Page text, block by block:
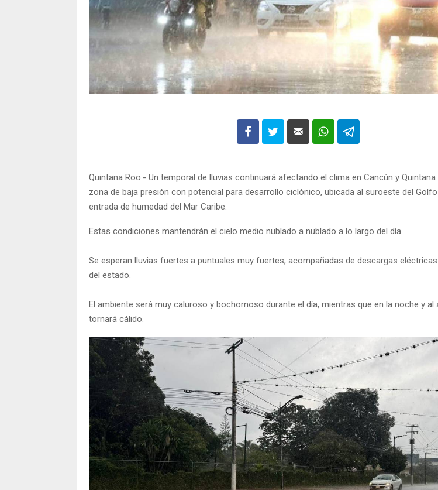
Quintana Roo.- Un temporal de lluvias continuará afectando el clima en Cancún y Quintana
zona de baja presión con potencial para desarrollo ciclónico, ubicada al suroeste del
entrada de humedad del Mar Caribe.
Estas condiciones mantendrán el cielo medio nublado a nublado a lo largo del día.
Se esperan lluvias fuertes a puntuales muy fuertes, acompañadas de descargas
del estado.
El ambiente será muy caluroso y bochornoso durante el día, mientras que en la noche y al
tornará cálido.